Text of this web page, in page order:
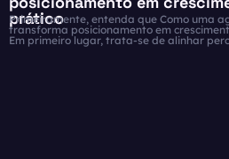
prático
Primeiramente, entenda que Como uma
transforma posicionamento em
Em primeiro lugar, trata-se de alinhar